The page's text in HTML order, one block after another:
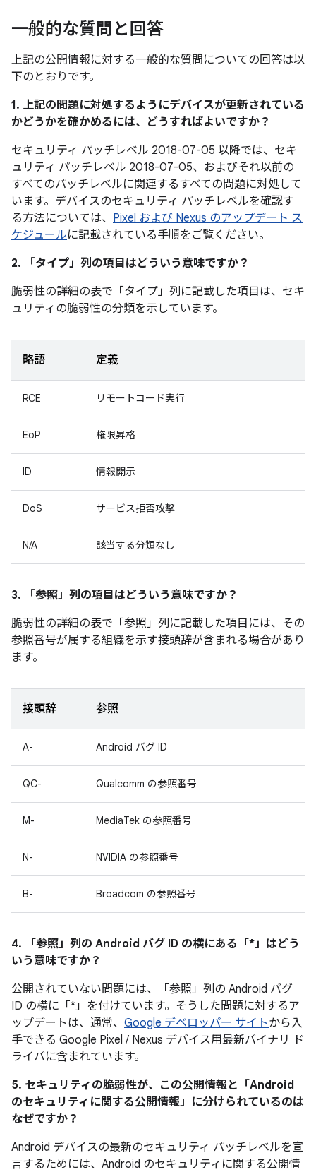
一般的な質問と回答
上記の公開情報に対する一般的な質問についての回答は以
下のとおりです。
1. 上記の問題に対処するようにデバイスが更新されている
かどうかを確かめるには、どうすればよいですか？
セキュリティ パッチレベル 2018-07-05 以降では、セキ
ュリティ パッチレベル 2018-07-05、およびそれ以前の
すべてのパッチレベルに関連するすべての問題に対処して
います。デバイスのセキュリティ パッチレベルを確認す
る方法については、 Pixel および Nexus のアップデート ス
ケジュールに記載されている手順をご覧ください。
2. 「タイプ」 列の項目はどういう意味ですか？
脆弱性の詳細の表で「タイプ」 列に記載した項目は、セキ
ュリティの脆弱性の分類を示しています。
略語 定義
RCE リモートコード実行
EoP 権限昇格
ID 情報開示
DoS サービス拒否攻撃
N/A 該当する分類なし
3. 「参照」 列の項目はどういう意味ですか？
脆弱性の詳細の表で「参照」列に記載した項目には、その
参照番号が属する組織を示す接頭辞が含まれる場合があり
ます。
接頭辞 参照
A- Android バグ ID
QC- Qualcomm の参照番号
M- MediaTek の参照番号
N- NVIDIA の参照番号
B- Broadcom の参照番号
4. 「参照」 列の Android バグ ID の横にある「*」はどう
いう意味ですか？
公開されていない問題には、「参照」列の Android バグ
ID の横に「*」を付けています。そうした問題に対するア
ップデートは、通常、 Google デベロッパー サイトから入
手できる Google Pixel / Nexus デバイス用最新バイナリ ド
ライバに含まれています。
5. セキュリティの脆弱性が、この公開情報と「Android
のセキュリティに関する公開情報」に分けられているのは
なぜですか？
Android デバイスの最新のセキュリティ パッチレベルを宣
言するためには、Android のセキュリティに関する公開情